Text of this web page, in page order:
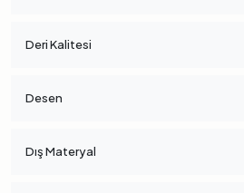
Deri Kalitesi
Desen
Dış Materyal